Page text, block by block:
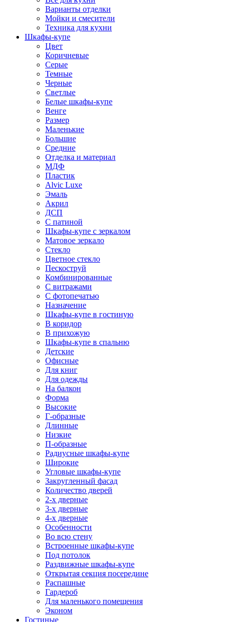
Варианты отделки
Мойки и смесители
Техника для кухни
Шкафы-купе
Цвет
Коричневые
Серые
Темные
Черные
Светлые
Белые шкафы-купе
Венге
Размер
Маленькие
Большие
Средние
Отделка и материал
МДФ
Пластик
Alvic Luxe
Эмаль
Акрил
ДСП
С патиной
Шкафы-купе с зеркалом
Матовое зеркало
Стекло
Цветное стекло
Пескоструй
Комбинированные
С витражами
С фотопечатью
Назначение
Шкафы-купе в гостиную
В коридор
В прихожую
Шкафы-купе в спальню
Детские
Офисные
Для книг
Для одежды
На балкон
Форма
Высокие
Г-образные
Длинные
Низкие
П-образные
Радиусные шкафы-купе
Широкие
Угловые шкафы-купе
Закругленный фасад
Количество дверей
2-х дверные
3-х дверные
4-х дверные
Особенности
Во всю стену
Встроенные шкафы-купе
Под потолок
Раздвижные шкафы-купе
Открытая секция посередине
Распашные
Гардероб
Для маленького помещения
Эконом
Гостиные